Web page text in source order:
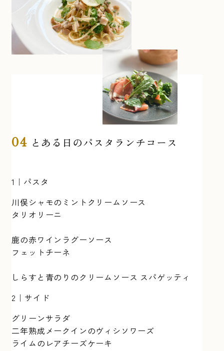
04 とある日のパスタランチコース
1｜パスタ
川俣シャモのミントクリームソース
タリオリーニ
鹿の赤ワインラグーソース
フェットチーネ
しらすと青のりのクリームソース スパゲッティ
2｜サイド
グリーンサラダ
二年熟成メークインのヴィシソワーズ
ライムのレアチーズケーキ